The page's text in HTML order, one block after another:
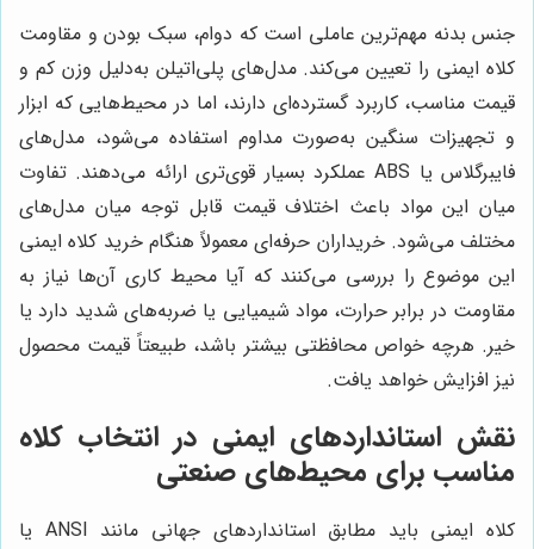
جنس بدنه مهم‌ترین عاملی است که دوام، سبک بودن و مقاومت
کلاه ایمنی را تعیین می‌کند. مدل‌های پلی‌اتیلن به‌دلیل وزن کم و
قیمت مناسب، کاربرد گسترده‌ای دارند، اما در محیط‌هایی که ابزار
و تجهیزات سنگین به‌صورت مداوم استفاده می‌شود، مدل‌های
فایبرگلاس یا ABS عملکرد بسیار قوی‌تری ارائه می‌دهند. تفاوت
میان این مواد باعث اختلاف قیمت قابل توجه میان مدل‌های
مختلف می‌شود. خریداران حرفه‌ای معمولاً هنگام خرید کلاه ایمنی
این موضوع را بررسی می‌کنند که آیا محیط کاری آن‌ها نیاز به
مقاومت در برابر حرارت، مواد شیمیایی یا ضربه‌های شدید دارد یا
خیر. هرچه خواص محافظتی بیشتر باشد، طبیعتاً قیمت محصول
نیز افزایش خواهد یافت.
نقش استانداردهای ایمنی در انتخاب کلاه
مناسب برای محیط‌های صنعتی
کلاه ایمنی باید مطابق استانداردهای جهانی مانند ANSI یا